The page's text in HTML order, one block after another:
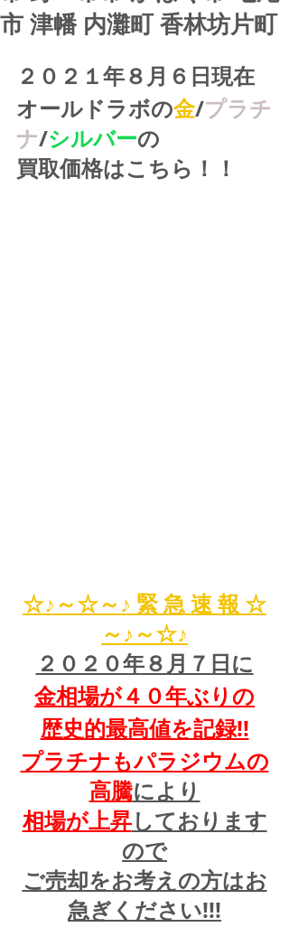
市 津幡 内灘町 香林坊片町
２０２１年８月６日現在
オールドラボの金/プラチ
ナ/シルバーの
買取価格はこちら！！
☆♪～☆～♪ 緊 急 速 報 ☆
～♪～☆♪
２０２０年８月７日に
金相場が４０年ぶりの
歴史的最高値を記録!!
プラチナもパラジウムの
高騰により
相場が上昇しております
ので
ご売却をお考えの方はお
急ぎください!!!